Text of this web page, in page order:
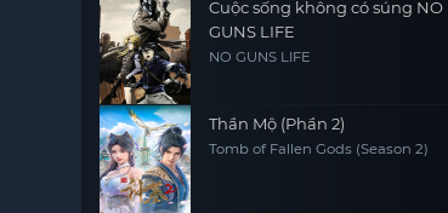
Cuộc sống không có súng NO
GUNS LIFE
NO GUNS LIFE
Thần Mộ (Phần 2)
Tomb of Fallen Gods (Season 2)